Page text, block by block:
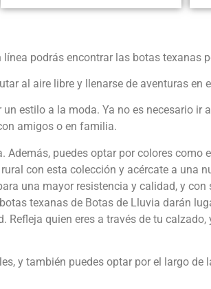
podrás encontrar las botas texanas
al aire libre y llenarse de aventuras en
un estilo a la moda. Ya no es necesario ir
amigos o en familia.
puedes optar por colores como
con esta colección y acércate a una
una mayor resistencia y calidad, y
texanas de Botas de Lluvia darán
quien eres a través de tu
y también puedes optar por el largo de